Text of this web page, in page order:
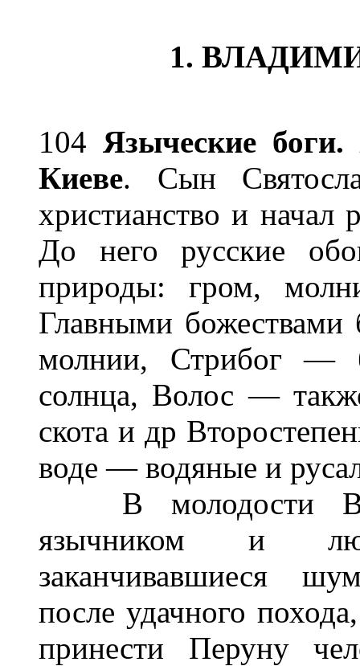
1.
104 Языческие
Киеве. Сын
христианство и начал
До него русские
природы: гром,
Главными
молнии, Стрибог —
солнца, Волос —
скота и др
воде — водяные и
В молодости
язычником и
заканчивавшиеся
после удачного
принести Перуну